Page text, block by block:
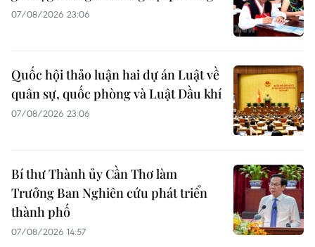
07/08/2026 23:06
Quốc hội thảo luận hai dự án Luật về
quân sự, quốc phòng và Luật Dầu khí
07/08/2026 23:06
Bí thư Thành ủy Cần Thơ làm
Trưởng Ban Nghiên cứu phát triển
thành phố
07/08/2026 14:57